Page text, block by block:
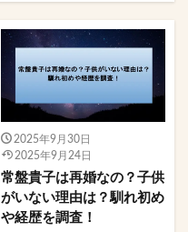
2025年9月30日
2025年9月24日
常盤貴子は再婚なの？子供
がいない理由は？馴れ初め
や経歴を調査！